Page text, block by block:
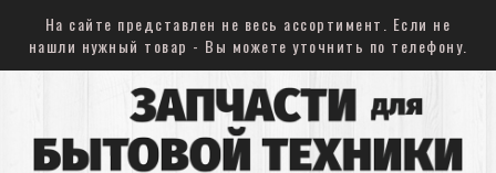
На сайте представлен не весь ассортимент. Если не
нашли нужный товар - Вы можете уточнить по телефону.